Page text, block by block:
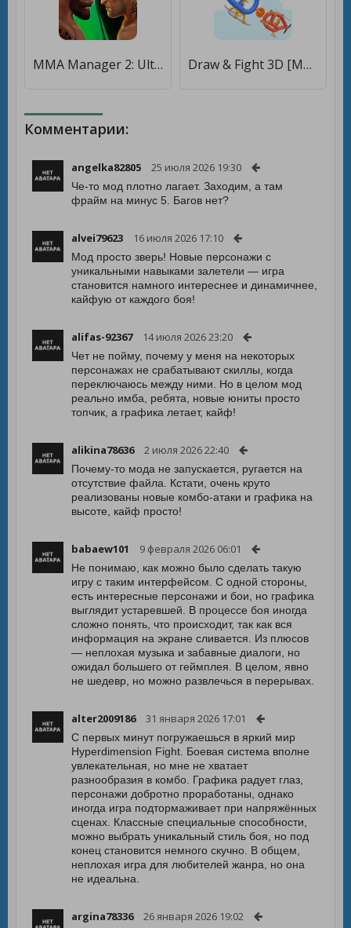
MMA Manager 2: Ultimate Fight [Много денег] Draw & Fight 3D [Много денег]
Комментарии:
angelka82805 25 июля 2026 19:30
Че-то мод плотно лагает. Заходим, а там
фрайм на минус 5. Багов нет?
alvei79623 16 июля 2026 17:10
Мод просто зверь! Новые персонажи с
уникальными навыками залетели — игра
становится намного интереснее и динамичнее,
кайфую от каждого боя!
alifas-92367 14 июля 2026 23:20
Чет не пойму, почему у меня на некоторых
персонажах не срабатывают скиллы, когда
переключаюсь между ними. Но в целом мод
реально имба, ребята, новые юниты просто
топчик, а графика летает, кайф!
alikina78636 2 июля 2026 22:40
Почему-то мода не запускается, ругается на
отсутствие файла. Кстати, очень круто
реализованы новые комбо-атаки и графика на
высоте, кайф просто!
babaew101 9 февраля 2026 06:01
Не понимаю, как можно было сделать такую
игру с таким интерфейсом. С одной стороны,
есть интересные персонажи и бои, но графика
выглядит устаревшей. В процессе боя иногда
сложно понять, что происходит, так как вся
информация на экране сливается. Из плюсов
— неплохая музыка и забавные диалоги, но
ожидал большего от геймплея. В целом, явно
не шедевр, но можно развлечься в перерывах.
alter2009186 31 января 2026 17:01
С первых минут погружаешься в яркий мир
Hyperdimension Fight. Боевая система вполне
увлекательная, но мне не хватает
разнообразия в комбо. Графика радует глаз,
персонажи добротно проработаны, однако
иногда игра подтормаживает при напряжённых
сценах. Классные специальные способности,
можно выбрать уникальный стиль боя, но под
конец становится немного скучно. В общем,
неплохая игра для любителей жанра, но она
не идеальна.
argina78336 26 января 2026 19:02